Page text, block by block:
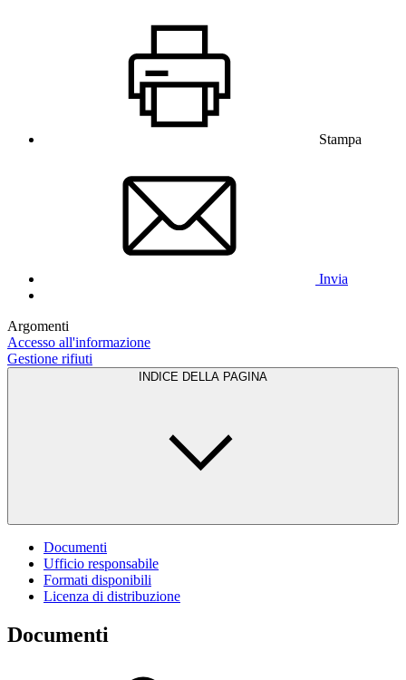
Stampa
Invia
Argomenti
Accesso all'informazione
Gestione rifiuti
INDICE DELLA PAGINA
Documenti
Ufficio responsabile
Formati disponibili
Licenza di distribuzione
Documenti